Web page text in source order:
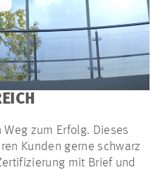
zum Erfolg. Dieses
Kunden gerne schwarz
mit Brief und